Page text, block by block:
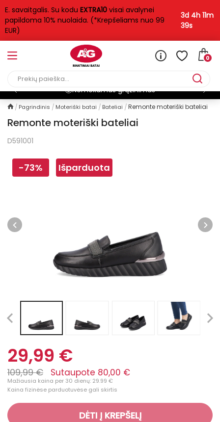
E. savaitgalis. Su kodu EXTRA10 visai avalynei
papildoma 10% nuolaida. (*Krepšeliams nuo 99
EUR)
3d 4h 11m
37s
0
Nemokamas grąžinimas
Pagrindinis Moteriški batai Bateliai Remonte moteriški bateliai
Remonte moteriški bateliai
D591001
-73% Išparduota
29,99 €
109,99 € Sutaupote 80,00 €
Mažiausia kaina per 30 dienų: 29.99 €
Kaina fizinėse parduotuvėse gali skirtis
DĖTI Į KREPŠELĮ